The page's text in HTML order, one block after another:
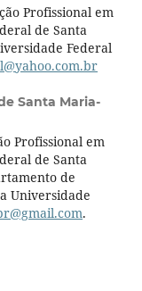
Profissional em
de Santa
Federal
Santa Maria-
Profissional em
de Santa
de
Universidade
.